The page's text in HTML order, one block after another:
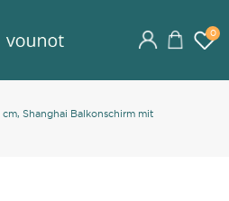
0
Shanghai Balkonschirm mit